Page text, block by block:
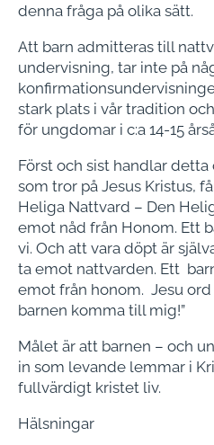
denna fråga på olika sätt.
Att barn admitteras till
undervisning, tar inte på
stark plats i vår tradition
för ungdomar i c:a 14-15
Först och sist handlar
som tror på Jesus Kristus,
Heliga Nattvard – Den
emot nåd från Honom. Ett
vi. Och att vara döpt är
ta emot nattvarden. Ett
emot från honom. Jesu
barnen komma till mig!”
Målet är att barnen – och
in som levande lemmar i
fullvärdigt kristet liv.
Hälsningar